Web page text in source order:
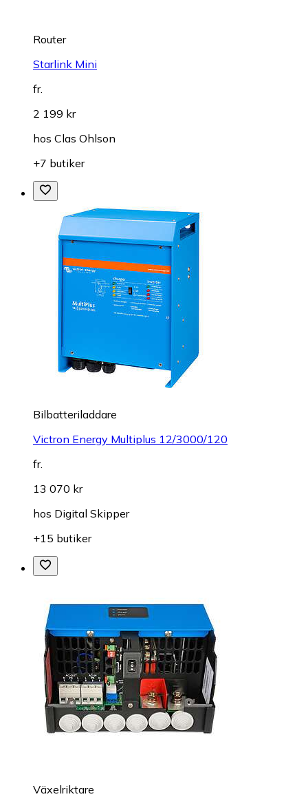
Router
Starlink Mini
fr.
2 199 kr
hos Clas Ohlson
+7 butiker
Bilbatteriladdare
Victron Energy Multiplus 12/3000/120
fr.
13 070 kr
hos Digital Skipper
+15 butiker
Växelriktare